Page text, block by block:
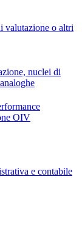
valutazione o altri
nuclei di
OIV
e contabile